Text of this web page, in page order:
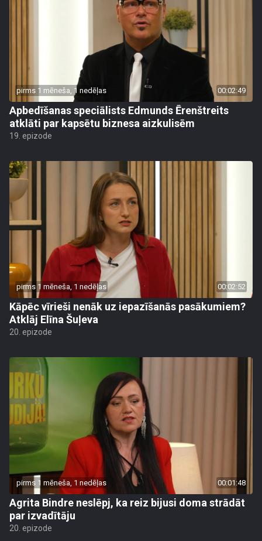
pirms 1 mēneša, 1 nedēļas 00:02:49
Apbedīšanas speciālists Edmunds Ērenštreits
atklāti par kapsētu biznesa aizkulisēm
19. epizode
pirms 1 mēneša, 1 nedēļas 00:02:52
Kāpēc vīrieši nenāk uz iepazīšanās pasākumiem?
Atklāj Elīna Šuļeva
20. epizode
pirms 1 mēneša, 1 nedēļas 00:01:48
Agrita Bindre neslēpj, ka reiz bijusi doma strādāt
par izvadītāju
20. epizode